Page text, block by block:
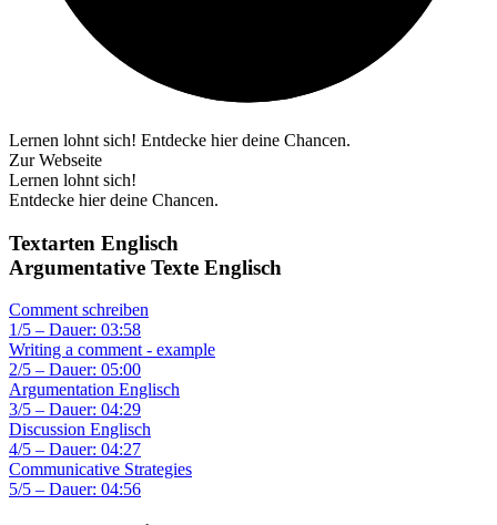
Lernen lohnt sich! Entdecke hier deine Chancen.
Zur Webseite
Lernen lohnt sich!
Entdecke hier deine Chancen.
Textarten Englisch
Argumentative Texte Englisch
Comment schreiben
1/5 – Dauer: 03:58
Writing a comment - example
2/5 – Dauer: 05:00
Argumentation Englisch
3/5 – Dauer: 04:29
Discussion Englisch
4/5 – Dauer: 04:27
Communicative Strategies
5/5 – Dauer: 04:56